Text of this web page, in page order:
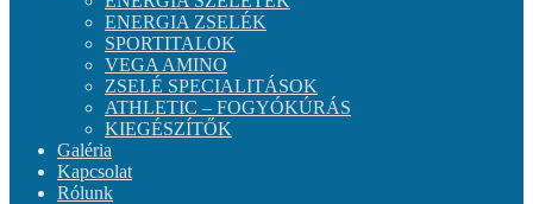
ENERGIA ZSELÉK
SPORTITALOK
VEGA AMINO
ZSELÉ SPECIALITÁSOK
ATHLETIC – FOGYÓKÚRÁS
KIEGÉSZÍTŐK
Galéria
Kapcsolat
Rólunk